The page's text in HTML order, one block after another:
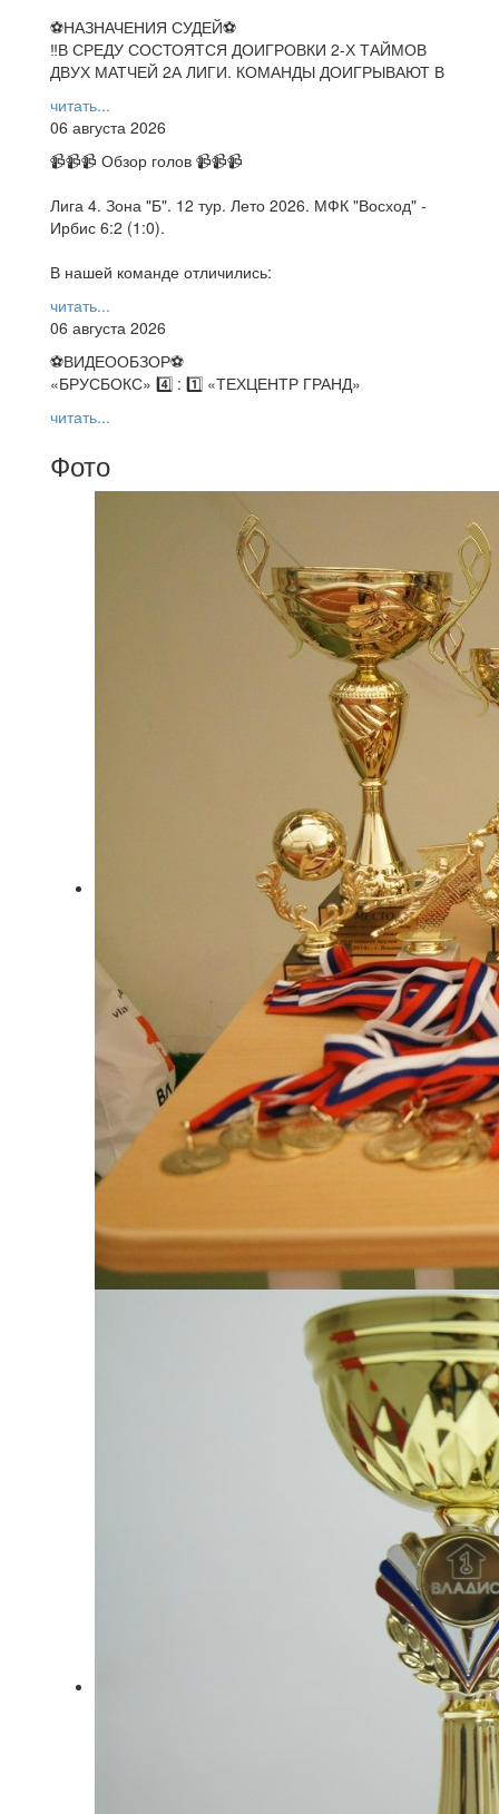
⚽НАЗНАЧЕНИЯ СУДЕЙ⚽
‼В СРЕДУ СОСТОЯТСЯ ДОИГРОВКИ 2-Х ТАЙМОВ
ДВУХ МАТЧЕЙ 2А ЛИГИ. КОМАНДЫ ДОИГРЫВАЮТ В
читать...
06 августа 2026
📹📹📹 Обзор голов 📹📹📹
Лига 4. Зона "Б". 12 тур. Лето 2026. МФК "Восход" -
Ирбис 6:2 (1:0).
В нашей команде отличились:
читать...
06 августа 2026
⚽️ВИДЕООБЗОР⚽️
«БРУСБОКС» 4️⃣ : 1️⃣ «ТЕХЦЕНТР ГРАНД»
читать...
Фото